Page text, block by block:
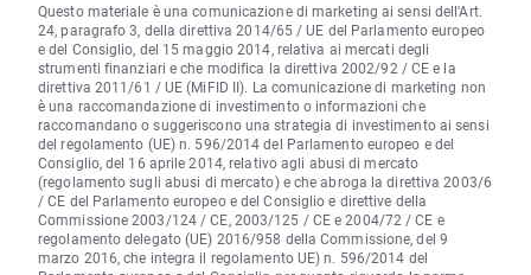
Questo materiale è una comunicazione di marketing ai sensi dell'Art.
24, paragrafo 3, della direttiva 2014/65 / UE del Parlamento europeo
e del Consiglio, del 15 maggio 2014, relativa ai mercati degli
strumenti finanziari e che modifica la direttiva 2002/92 / CE e la
direttiva 2011/61 / UE (MiFID II). La comunicazione di marketing non
è una raccomandazione di investimento o informazioni che
raccomandano o suggeriscono una strategia di investimento ai sensi
del regolamento (UE) n. 596/2014 del Parlamento europeo e del
Consiglio, del 16 aprile 2014, relativo agli abusi di mercato
(regolamento sugli abusi di mercato) e che abroga la direttiva 2003/6
/ CE del Parlamento europeo e del Consiglio e direttive della
Commissione 2003/124 / CE, 2003/125 / CE e 2004/72 / CE e
regolamento delegato (UE) 2016/958 della Commissione, del 9
marzo 2016, che integra il regolamento UE) n. 596/2014 del